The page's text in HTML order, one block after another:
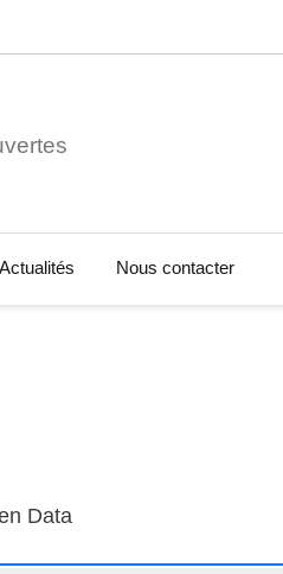
Actualités Nous contacter
Data